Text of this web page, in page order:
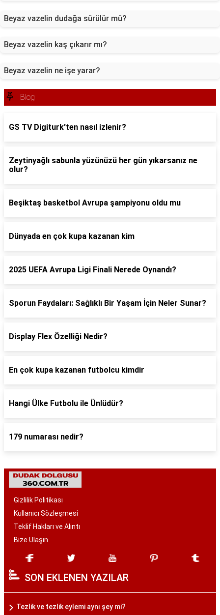
Beyaz vazelin dudağa sürülür mü?
Beyaz vazelin kaş çıkarır mı?
Beyaz vazelin ne işe yarar?
Blog
GS TV Digiturk'ten nasıl izlenir?
Zeytinyağlı sabunla yüzünüzü her gün yıkarsanız ne
olur?
Beşiktaş basketbol Avrupa şampiyonu oldu mu
Dünyada en çok kupa kazanan kim
2025 UEFA Avrupa Ligi Finali Nerede Oynandı?
Sporun Faydaları: Sağlıklı Bir Yaşam İçin Neler Sunar?
Display Flex Özelliği Nedir?
En çok kupa kazanan futbolcu kimdir
Hangi Ülke Futbolu ile Ünlüdür?
179 numarası nedir?
Gizlilik Politikası
Kullanıcı Sözleşmesi
Teklif Hakları ve Alıntı
Bize Ulaşın
SON EKLENEN YAZILAR
Tezlik ve tezlik eylemi aynı şey mi?